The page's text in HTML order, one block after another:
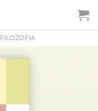
FILOZOFIA